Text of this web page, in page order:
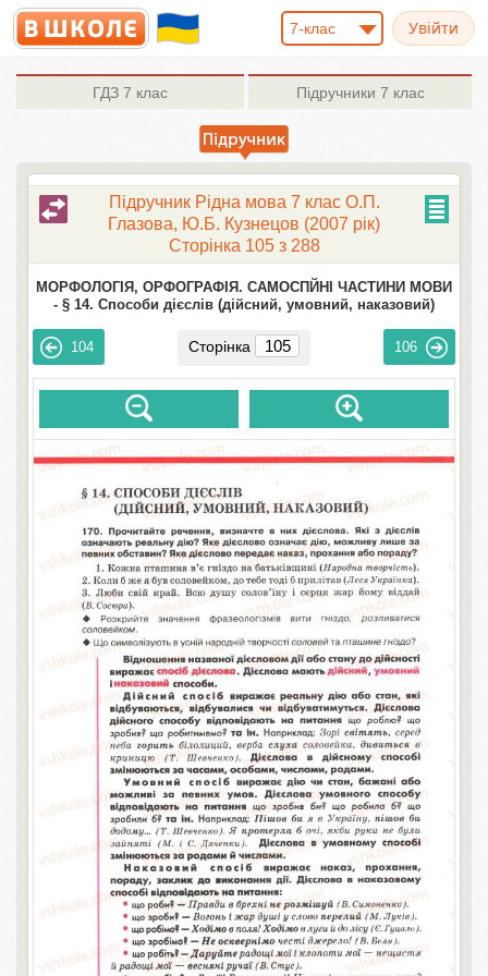
7-клас
ГДЗ 7 клас Підручники 7 клас
Підручник Рідна мова 7 клас О.П.
Глазова, Ю.Б. Кузнецов (2007 рік)
Сторінка 105 з 288
МОРФОЛОГІЯ, ОРФОГРАФІЯ. САМОСПЙНІ ЧАСТИНИ МОВИ
- § 14. Способи дієслів (дійсний, умовний, наказовий)
104 Сторінка 106